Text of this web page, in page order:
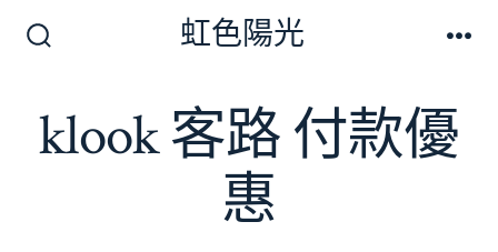
換
開
虹色陽光
klook 客路 付款優
惠